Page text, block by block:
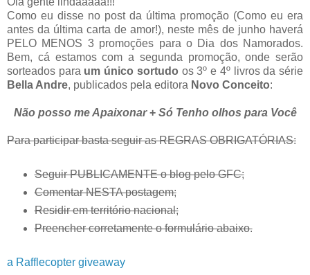
Como eu disse no post da última promoção (Como eu era
antes da última carta de amor!), neste mês de junho haverá
PELO MENOS 3 promoções para o Dia dos Namorados.
Bem, cá estamos com a segunda promoção, onde serão
sorteados para um único sortudo os 3º e 4º livros da série
Bella Andre, publicados pela editora Novo Conceito:
Não posso me Apaixonar+ Só Tenho olhos para Você
Para participar basta seguir as REGRAS OBRIGATÓRIAS:
Seguir PUBLICAMENTE o blog pelo GFC;
Comentar NESTA postagem;
Residir em território nacional;
Preencher corretamente o formulário abaixo.
a Rafflecopter giveaway